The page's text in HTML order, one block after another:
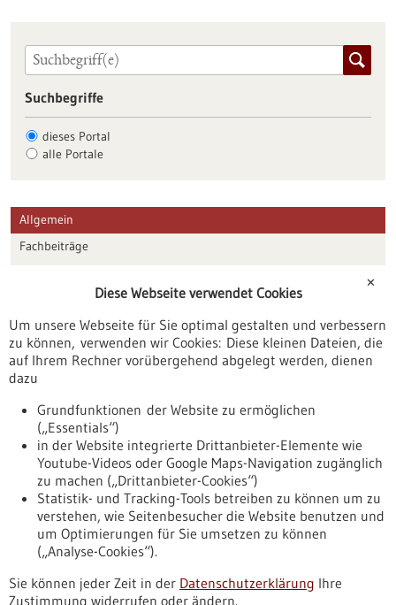
Suchbegriffe
dieses Portal
alle Portale
Allgemein
Fachbeiträge
Veranstaltungen
Erscheinungsdatum
Nach oben
Informiert bleiben
✕
Diese Webseite verwendet Cookies
Um unsere Webseite für Sie optimal gestalten und verbessern
zu können, verwenden wir Cookies: Diese kleinen Dateien, die
auf Ihrem Rechner vorübergehend abgelegt werden, dienen
dazu
Grundfunktionen der Website zu ermöglichen
(„Essentials“)
in der Website integrierte Drittanbieter-Elemente wie
Youtube-Videos oder Google Maps-Navigation zugänglich
zu machen („Drittanbieter-Cookies“)
Statistik- und Tracking-Tools betreiben zu können um zu
verstehen, wie Seitenbesucher die Website benutzen und
um Optimierungen für Sie umsetzen zu können
(„Analyse-Cookies“).
Sie können jeder Zeit in der Datenschutzerklärung Ihre
Zustimmung widerrufen oder ändern.